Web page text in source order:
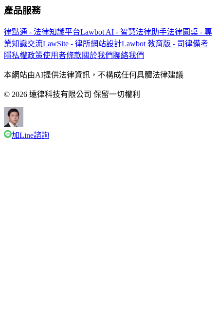
產品服務
律點通 - 法律知識平台Lawbot AI - 智慧法律助手法律圓桌 - 專
業知識交流LawSite - 律所網站設計Lawbot 教育版 - 司律備考
隱私權政策使用者條款關於我們聯絡我們
本網站由AI提供法律資訊，不構成任何具體法律建議
© 2026 遠律科技有限公司 保留一切權利
加Line諮詢